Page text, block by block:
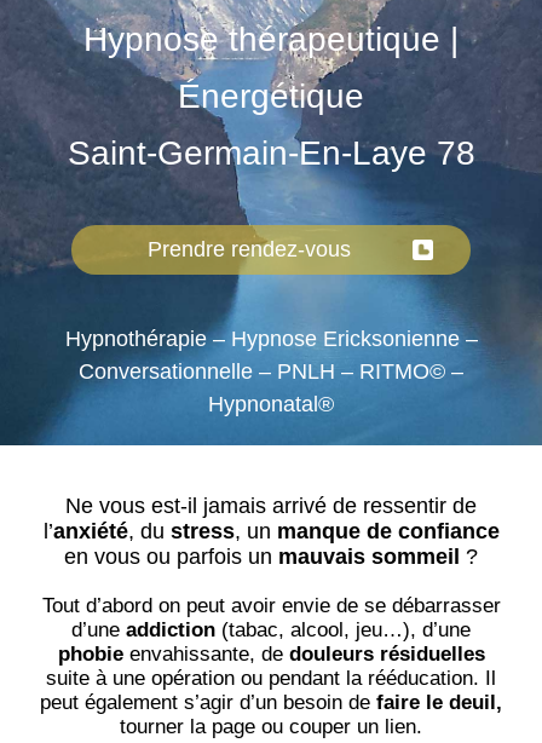
Hypnose thérapeutique |
Énergétique
Saint-Germain-En-Laye 78
Prendre rendez-vous
Hypnothérapie – Hypnose Ericksonienne –
Conversationnelle – PNLH – RITMO© –
Hypnonatal®
Ne vous est-il jamais arrivé de ressentir de
l’anxiété, du stress, un manque de confiance
en vous ou parfois un mauvais sommeil ?
Tout d’abord on peut avoir envie de se débarrasser
d’une addiction (tabac, alcool, jeu…), d’une
phobieenvahissante, de douleurs résiduelles
suite à une opération ou pendant la rééducation. Il
peut également s’agir d’un besoin de faire le deuil,
tourner la page ou couper un lien.